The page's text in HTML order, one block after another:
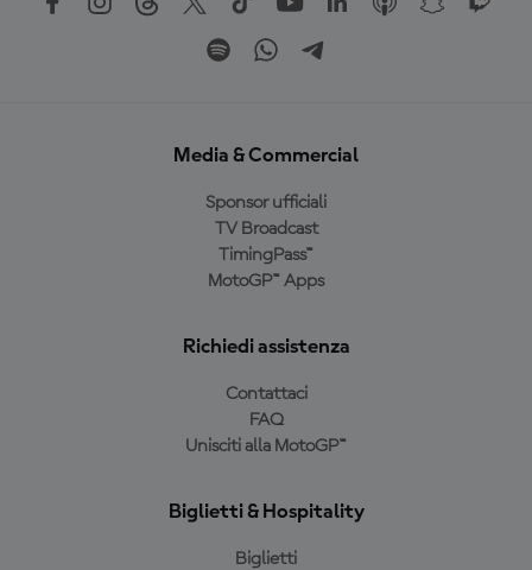
Media & Commercial
Sponsor ufficiali
TV Broadcast
TimingPass™
MotoGP™ Apps
Richiedi assistenza
Contattaci
FAQ
Unisciti alla MotoGP™
Biglietti & Hospitality
Biglietti